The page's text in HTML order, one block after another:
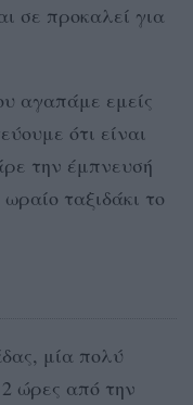
σε προκαλεί για
αγαπάμε εμείς
ότι είναι
την έμπνευσή
ταξιδάκι το
μία πολύ
ώρες από την